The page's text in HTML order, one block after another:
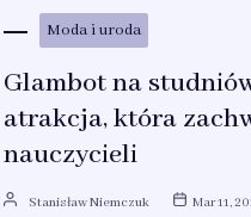
Moda i uroda
Glambot na
atrakcja, która
nauczycieli
Stanisław Niemczuk Mar 11,